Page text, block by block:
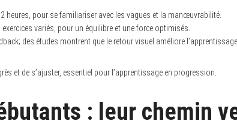
heures, pour se familiariser avec les vagues et la manœuvrabilité.
variés, pour un équilibre et une force optimisés.
des études montrent que le retour visuel améliore l’apprentissage.
et de s’ajuster, essentiel pour l’apprentissage en progression.
: leur chemin